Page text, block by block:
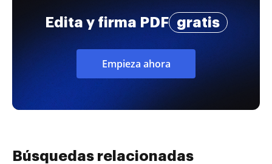
Edita y firma PDF gratis
Empieza ahora
Búsquedas relacionadas